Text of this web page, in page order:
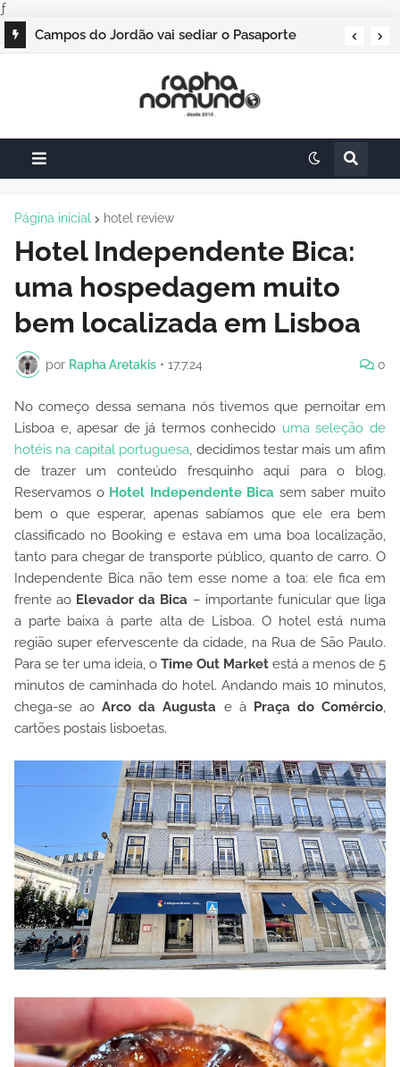
ƒ
ILTM Latin America 2026 cresce cerca de 20% e
Página inicial hotel review
Hotel Independente Bica:
uma hospedagem muito
bem localizada em Lisboa
por Rapha Aretakis • 17.7.24 0
No começo dessa semana nós tivemos que pernoitar em
Lisboa e, apesar de já termos conhecido uma seleção de
hotéis na capital portuguesa, decidimos testar mais um afim
de trazer um conteúdo fresquinho aqui para o blog.
Reservamos o Hotel Independente Bica sem saber muito
bem o que esperar, apenas sabíamos que ele era bem
classificado no Booking e estava em uma boa localização,
tanto para chegar de transporte público, quanto de carro. O
Independente Bica não tem esse nome a toa: ele fica em
frente ao Elevador da Bica – importante funicular que liga
a parte baixa à parte alta de Lisboa. O hotel está numa
região super efervescente da cidade, na Rua de São Paulo.
Para se ter uma ideia, o Time Out Market está a menos de 5
minutos de caminhada do hotel. Andando mais 10 minutos,
chega-se aoArco da Augusta e à Praça do Comércio,
cartões postais lisboetas.